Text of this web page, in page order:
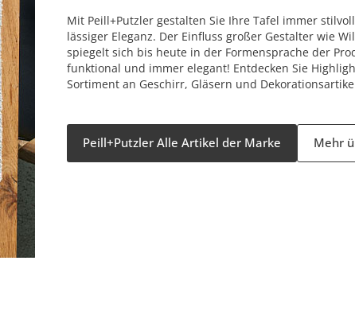
Mit Peill+Putzler gestalten Sie Ihre Tafel immer
lässiger Eleganz. Der Einfluss großer Gestalter wie
spiegelt sich bis heute in der Formensprache der
funktional und immer elegant! Entdecken Sie
Sortiment an Geschirr, Gläsern und
Peill+Putzler Alle Artikel der Marke Mehr